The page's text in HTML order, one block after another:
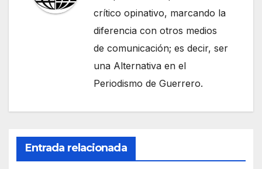
crítico opinativo, marcando la
diferencia con otros medios
de comunicación; es decir, ser
una Alternativa en el
Periodismo de Guerrero.
Entrada relacionada